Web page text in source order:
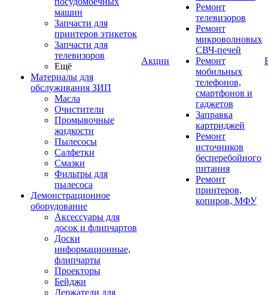
машин
Запчасти для
принтеров этикеток
Запчасти для
телевизоров
Ещё
Материалы для
обслуживания ЗИП
Масла
Очистители
Промывочные
жидкости
Пылесосы
Салфетки
Смазки
Фильтры для
пылесоса
Демонстрационное
оборудование
Аксессуары для
досок и флипчартов
Доски
информационные,
флипчарты
Проекторы
Бейджи
Держатели для
Акции
Ремонт
телевизоров
Ремонт
микроволновых
СВЧ-печей
Ремонт
мобильных
телефонов,
смартфонов и
гаджетов
Заправка
картриджей
Ремонт
источников
бесперебойного
питания
Ремонт
принтеров,
копиров, МФУ